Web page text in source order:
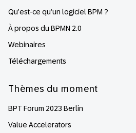
Qu’est-ce qu’un logiciel BPM ?
À propos du BPMN 2.0
Webinaires
Téléchargements
Thèmes du moment
BPT Forum 2023 Berlin
Value Accelerators